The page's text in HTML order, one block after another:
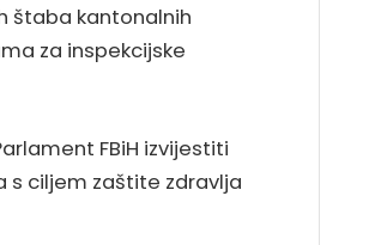
štaba kantonalnih
za inspekcijske
FBiH izvijestiti
s ciljem zaštite zdravlja